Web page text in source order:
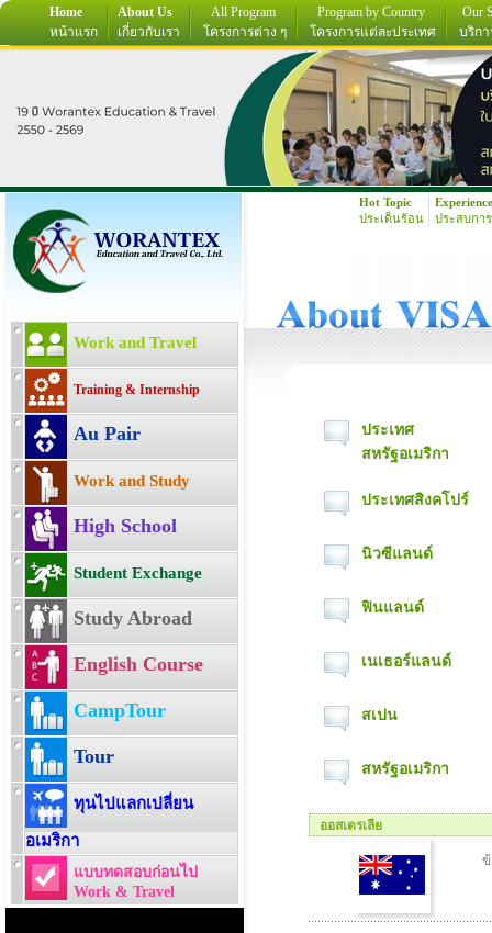
Home
หน้าแรก
About Us
เกี่ยวกับเรา
All Program
โครงการต่าง ๆ
Program by Country
โครงการแต่ละประเทศ
Our
บริกา
Work and Travel
Training & Internship
Au Pair
Work and Study
High School
Student Exchange
Study Abroad
English Course
CampTour
Tour
ทุนไปแลกเปลี่ยน
อเมริกา
แบบทดสอบก่อนไป
Work & Travel
Hot Topic
ประเด็นร้อน
Experience
ประสบกา
ประเทศ
สหรัฐอเมริกา
ประเทศสิงคโปร์
นิวซีแลนด์
ฟินแลนด์
เนเธอร์แลนด์
สเปน
สหรัฐอเมริกา
ออสเตรเลีย
ข้